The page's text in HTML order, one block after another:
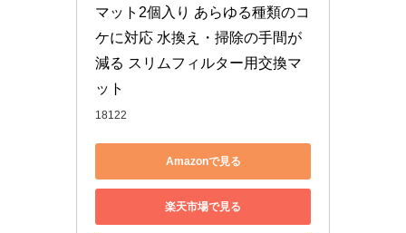
マット2個入り あらゆる種類のコ
ケに対応 水換え・掃除の手間が
減る スリムフィルター用交換マ
ット
18122
Amazonで見る
楽天市場で見る